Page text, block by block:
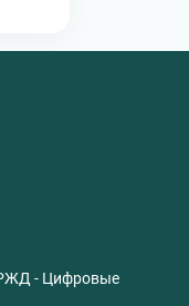
- Цифровые